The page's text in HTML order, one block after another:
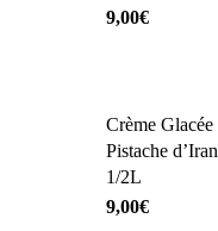
9,00€
Crème Glacée
Pistache d’Iran
1/2L
9,00€